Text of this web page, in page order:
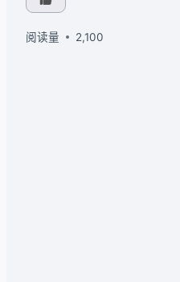
阅读量 2,100